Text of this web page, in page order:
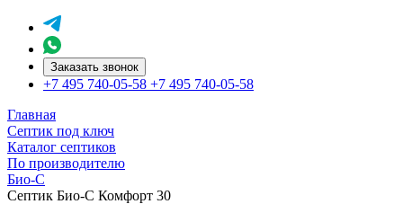
Заказать звонок
+7 495 740-05-58 +7 495 740-05-58
Главная
Септик под ключ
Каталог септиков
По производителю
Био-С
Септик Био-С Комфорт 30